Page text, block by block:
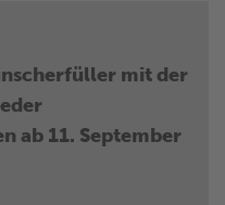
auf einen
Euro
mit der
ab 11. September